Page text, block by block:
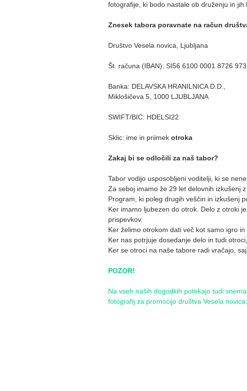
fotografije, ki bodo nastale ob druženju in
Znesek tabora poravnate na račun
Društvo Vesela novica, Ljubljana
Št. računa (IBAN): SI56 6100 0001 8726 973
Banka: DELAVSKA HRANILNICA D.D.,
Miklošičeva 5, 1000 LJUBLJANA
SWIFT/BIC: HDELSI22
Sklic: ime in priimek otroka
Zakaj bi se odločili za naš tabor?
Tabor vodijo usposobljeni voditelji, ki se
Za seboj imamo že 29 let delovnih izkušenj
Program, ki poleg drugih veščin in izkušenj
Ker imamo ljubezen do otrok. Delo z otroki
prispevkov.
Ker želimo otrokom dati več kot samo igro in
Ker nas potrjuje dosedanje delo in tudi
Ker se otroci na naše tabore radi vračajo,
POZOR!
Na vseh naših dogodkih potekajo tudi
fotografij za promocijo društva Vesela